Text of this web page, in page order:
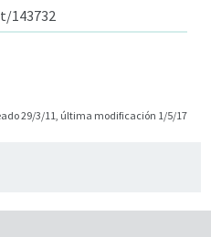
143732
29/3/11, última modificación 1/5/17